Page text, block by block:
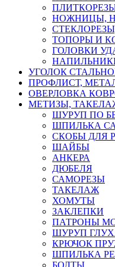
НОЖНИЦЫ,
ТОПОРЫ И
ГОЛОВКИ
УГОЛОК
ПРОФЛИСТ,
ОВЕРЛОВКА
МЕТИЗЫ,
ШУРУП ПО
ШПИЛЬКА
СКОБЫ ДЛЯ
ШАЙБЫ
АНКЕРА
ДЮБЕЛЯ
САМОРЕЗЫ
ТАКЕЛАЖ
ХОМУТЫ
ЗАКЛЕПКИ
ПАТРОНЫ
ШУРУП
КРЮЧОК
ШПИЛЬКА
БОЛТЫ